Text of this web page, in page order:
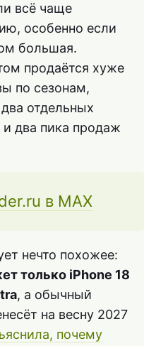
всё чаще
особенно если
большая.
продаётся хуже
по сезонам,
отдельных
два пика продаж
в MAX
нечто похожее:
только iPhone 18
, а обычный
на весну 2027
почему